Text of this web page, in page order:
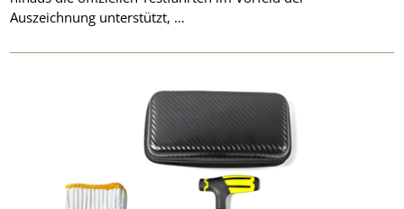
Auszeichnung unterstützt, …